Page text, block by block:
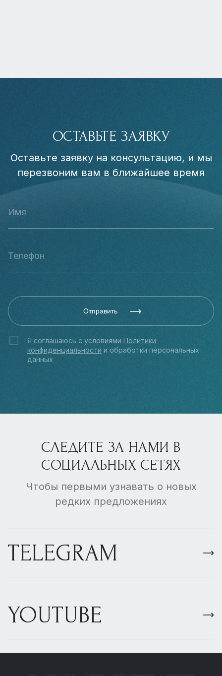
ОСТАВЬТЕ ЗАЯВКУ
Оставьте заявку на консультацию, и мы
перезвоним вам в ближайшее время
Отправить
Я соглашаюсь с условиями Политики
конфиденциальности и обработки персональных
данных
СЛЕДИТЕ ЗА НАМИ В
СОЦИАЛЬНЫХ СЕТЯХ
Чтобы первыми узнавать о новых
редких предложениях
TELEGRAM
YOUTUBE